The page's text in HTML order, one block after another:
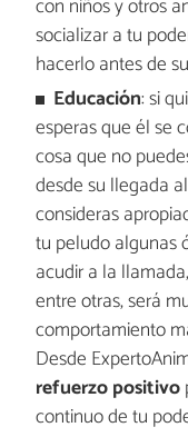
con niños y otros
socializar a tu
hacerlo antes de
Educación: si
esperas que él se
cosa que no
desde su llegada
consideras
tu peludo algunas
acudir a la
entre otras, será
comportamiento
Desde
refuerzo positivo
continuo de tu